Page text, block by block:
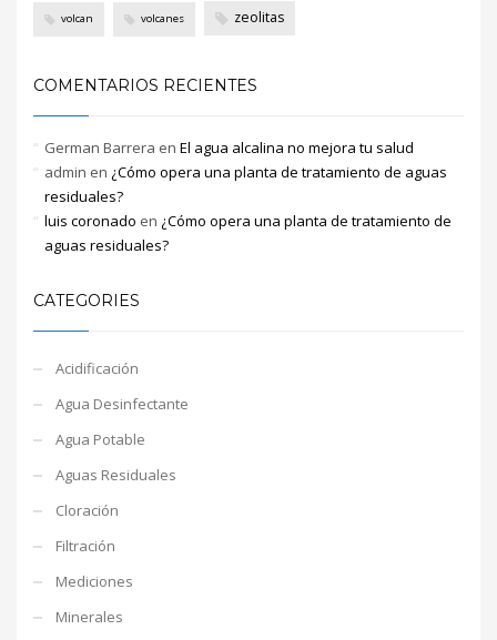
volcan volcanes zeolitas
COMENTARIOS RECIENTES
German Barrera en El agua alcalina no mejora tu salud
admin en ¿Cómo opera una planta de tratamiento de aguas
residuales?
luis coronado en ¿Cómo opera una planta de tratamiento de
aguas residuales?
CATEGORIES
Acidificación
Agua Desinfectante
Agua Potable
Aguas Residuales
Cloración
Filtración
Mediciones
Minerales